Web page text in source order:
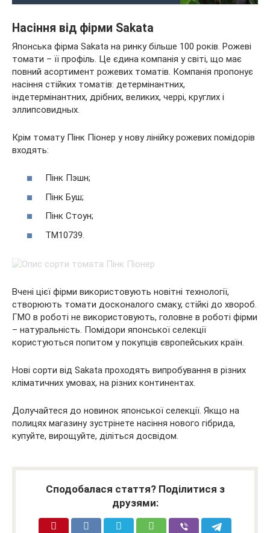
Насіння від фірми Sakata
Японська фірма Sakata на ринку більше 100 років. Рожеві
томати – її профіль. Це єдина компанія у світі, що має
повний асортимент рожевих томатів. Компанія пропонує
насіння стійких томатів: детермінантних,
індетермінантних, дрібних, великих, черрі, круглих і
эллипсовидных.
Крім томату Пінк Піонер у нову лінійку рожевих помідорів
входять:
Пінк Пэшн;
Пінк Буш;
Пінк Стоун;
ТМ10739.
Вчені цієї фірми використовують новітні технології,
створюють томати досконалого смаку, стійкі до хвороб.
ГМО в роботі не використовують, головне в роботі фірми
– натуральність. Помідори японської селекції
користуються попитом у покупців європейських країн.
Нові сорти від Sakata проходять випробування в різних
кліматичних умовах, на різних континентах.
Долучайтеся до новинок японської селекції. Якщо на
полицях магазину зустрінете насіння нового гібрида,
купуйте, вирощуйте, діліться досвідом.
Сподобалася стаття? Поділитися з
друзями: